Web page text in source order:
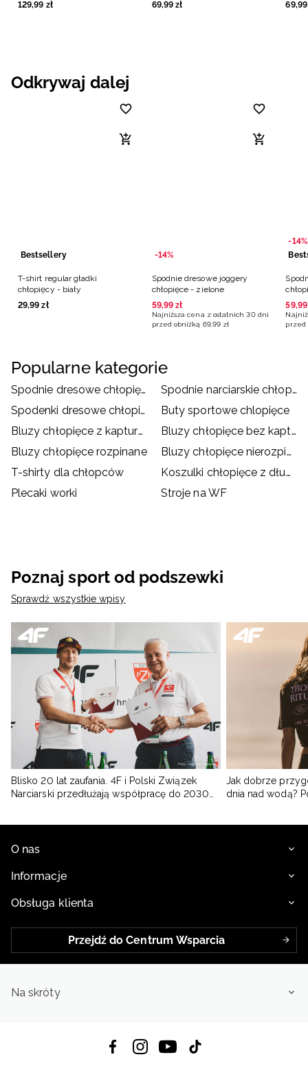
129,99 zł
69,99 zł
69,99
Odkrywaj dalej
Bestsellery
T-shirt regular gładki
chłopięcy - biały
29,99 zł
-14%
Spodnie dresowe joggery
chłopięce - zielone
59,99 zł
Najniższa cena z ostatnich 30 dni
przed obniżką 69,99 zł
-14%
59,99
przed
Popularne kategorie
Spodnie dresowe chłopięce
Spodnie narciarskie chłopięce
Spodenki dresowe chłopięce
Buty sportowe chlopięce
Bluzy chłopięce z kapturem
Bluzy chłopięce bez kaptura
Bluzy chłopięce rozpinane
Bluzy chłopięce nierozpinane
T-shirty dla chłopców
Koszulki chłopięce z długim rękawem
Plecaki worki
Stroje na WF
Poznaj sport od podszewki
Sprawdź wszystkie wpisy
Blisko 20 lat zaufania. 4F i Polski Związek
Narciarski przedłużają współpracę do 2030
Jak dobrze
dnia nad wodą?
O nas
Informacje
Obsługa klienta
Przejdź do Centrum Wsparcia
Na skróty